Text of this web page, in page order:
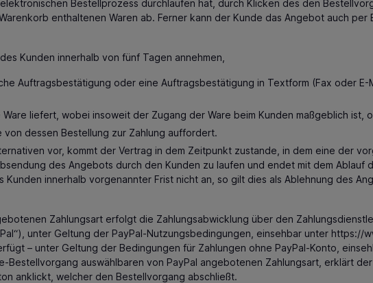
Bestellprozess durchlaufen hat, durch Klicken des den
enthaltenen Waren ab. Ferner kann der Kunde das Angebot auch
Kunden innerhalb von fünf Tagen annehmen,
Auftragsbestätigung oder eine Auftragsbestätigung in Textform (Fax oder
liefert, wobei insoweit der Zugang der Ware beim Kunden maßgeblich ist,
von dessen Bestellung zur Zahlung auffordert.
vor, kommt der Vertrag in dem Zeitpunkt zustande, in dem eine der
des Angebots durch den Kunden zu laufen und endet mit dem
Kunden innerhalb vorgenannter Frist nicht an, so gilt dies als Ablehnung des
Zahlungsart erfolgt die Zahlungsabwicklung über den
unter Geltung der PayPal-Nutzungsbedingungen, einsehbar unter https://
– unter Geltung der Bedingungen für Zahlungen ohne PayPal-Konto,
Bestellvorgang auswählbaren von PayPal angebotenen Zahlungsart, erklärt
anklickt, welcher den Bestellvorgang abschließt.